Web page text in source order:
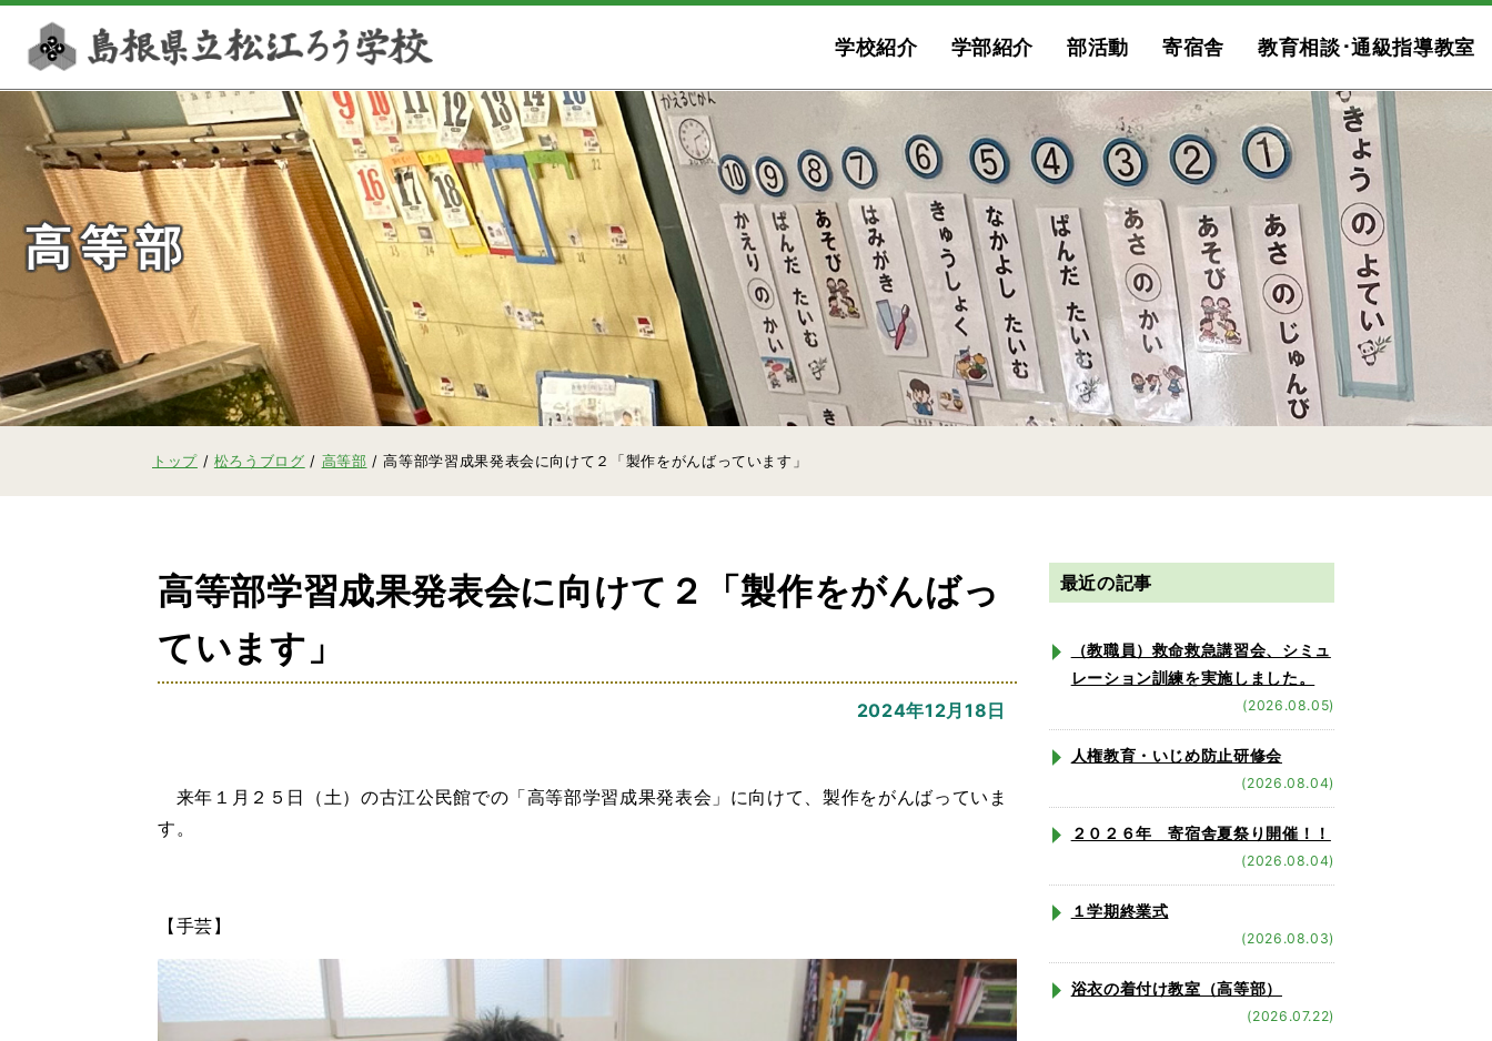
学校紹介 学部紹介 部活動 寄宿舎 教育相談･通級指導教室
高等部
現
トップ/ 松ろうブログ / 高等部 /高等部学習成果発表会に向けて２「製作をがんばっています」
高等部学習成果発表会に向けて２「製作をがんばっ
ています」
2024年12月18日
来年１月２５日（土）の古江公民館での「高等部学習成果発表会」に向けて、製作をがんばっていま
す。
【手芸】
最近の記事
（教職員）救命救急講習会、シミュ
レーション訓練を実施しました。
(2026.08.05)
人権教育・いじめ防止研修会
(2026.08.04)
２０２６年 寄宿舎夏祭り開催！！
(2026.08.04)
１学期終業式
(2026.08.03)
浴衣の着付け教室（高等部）
(2026.07.22)